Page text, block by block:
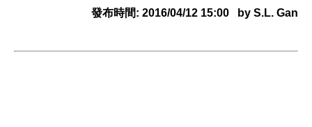
發布時間: 2016/04/12 15:00 by S.L. Gan